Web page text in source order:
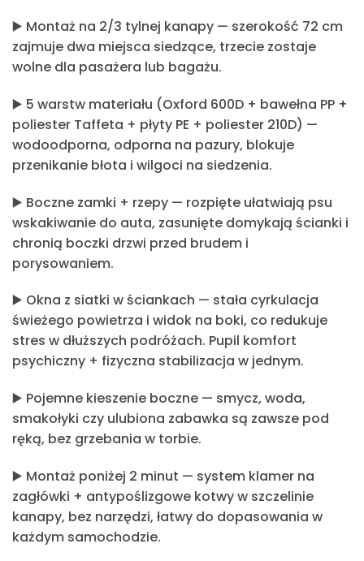
▶️ Montaż na 2/3 tylnej kanapy — szerokość 72 cm
zajmuje dwa miejsca siedzące, trzecie zostaje
wolne dla pasażera lub bagażu.
▶️ 5 warstw materiału (Oxford 600D + bawełna PP +
poliester Taffeta + płyty PE + poliester 210D) —
wodoodporna, odporna na pazury, blokuje
przenikanie błota i wilgoci na siedzenia.
▶️ Boczne zamki + rzepy — rozpięte ułatwiają psu
wskakiwanie do auta, zasunięte domykają ścianki i
chronią boczki drzwi przed brudem i
porysowaniem.
▶️ Okna z siatki w ściankach — stała cyrkulacja
świeżego powietrza i widok na boki, co redukuje
stres w dłuższych podróżach. Pupil komfort
psychiczny + fizyczna stabilizacja w jednym.
▶️ Pojemne kieszenie boczne — smycz, woda,
smakołyki czy ulubiona zabawka są zawsze pod
ręką, bez grzebania w torbie.
▶️ Montaż poniżej 2 minut — system klamer na
zagłówki + antypoślizgowe kotwy w szczelinie
kanapy, bez narzędzi, łatwy do dopasowania w
każdym samochodzie.